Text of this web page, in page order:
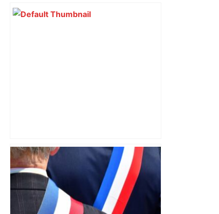
Vous pensiez que c’était comme une
voiture ? La vérité sur les avions qui
reculent – ici.fr